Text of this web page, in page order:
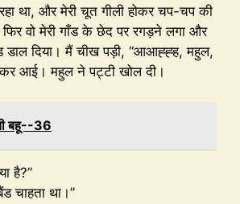
था, और मेरी चूत गीली होकर चप-चप की
वो मेरी गाँड के छेद पर रगड़ने लगा और
दिया। मैं चीख पड़ी, “आआह्ह्ह, महुल,
आई। महुल ने पट्टी खोल दी।
बहू--36
है?”
चाहता था।”